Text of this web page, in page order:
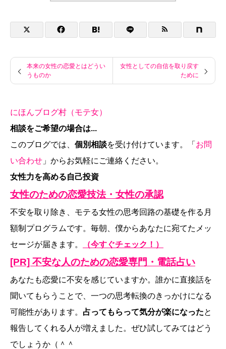
本来の女性の恋愛とはどうい
うものか
女性としての自信を取り戻す
ために
にほんブログ村（モテ女）
相談をご希望の場合は...
このブログでは、 個別相談を受け付けています。「 お問
い合わせ 」からお気軽にご連絡ください。
女性力を高める自己投資
女性のための恋愛技法・女性の承認
不安を取り除き、モテる女性の思考回路の基礎を作る月
額制プログラムです。毎朝、僕からあなたに宛てたメッ
セージが届きます。
（今すぐチェック！）
[PR] 不安な人のための恋愛専門・電話占い
あなたも恋愛に不安を感じていますか。誰かに直接話を
聞いてもらうことで、一つの思考転換のきっかけになる
可能性があります。 占ってもらって気分が楽になったと
報告してくれる人が増えました。ぜひ試してみてはどう
でしょうか（＾＾